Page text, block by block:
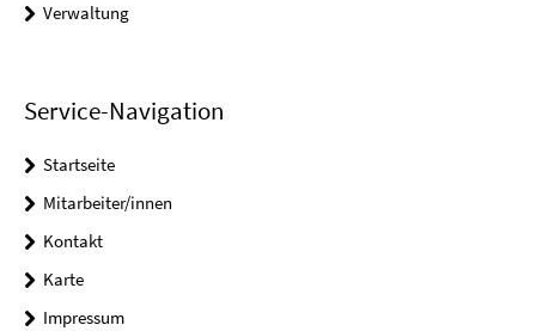
Verwaltung
Service-Navigation
Startseite
Mitarbeiter/innen
Kontakt
Karte
Impressum